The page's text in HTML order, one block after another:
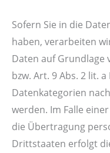
Sofern Sie in die
haben, verarbeiten
Daten auf Grundlage
bzw. Art. 9 Abs. 2 lit.
Datenkategorien
werden. Im Falle
die Übertragung
Drittstaaten erfolgt